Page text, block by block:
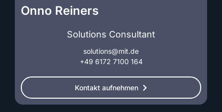
Onno Reiners
Solutions Consultant
solutions@mit.de
+49 6172 7100 164
Kontakt aufnehmen